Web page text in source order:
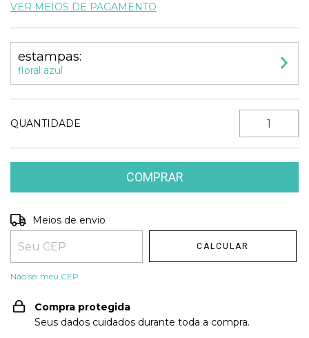
VER MEIOS DE PAGAMENTO
estampas:
floral azul
QUANTIDADE
Entregas para o CEP:
Meios de envio
CALCULAR
Não sei meu CEP
Compra protegida
Seus dados cuidados durante toda a compra.